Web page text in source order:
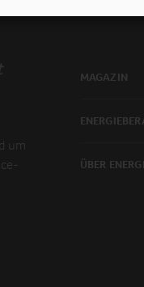
um
MAGAZIN
ÜBER